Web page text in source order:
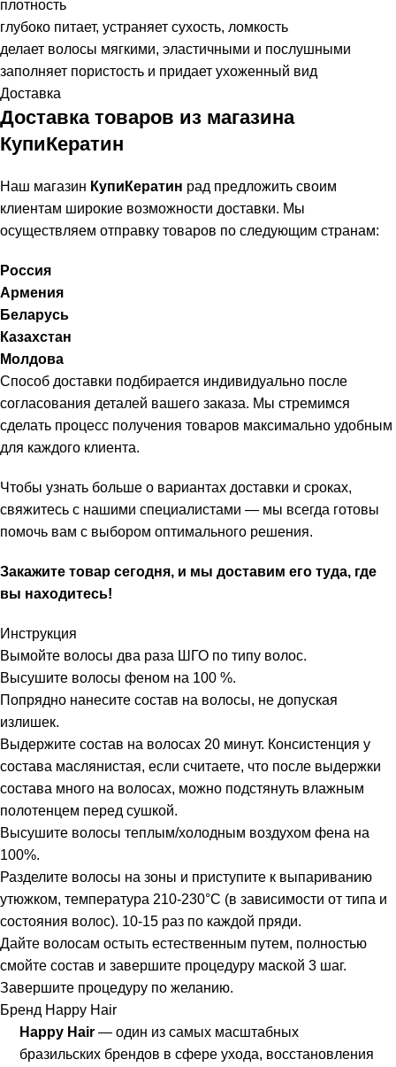
плотность
глубоко питает, устраняет сухость, ломкость
делает волосы мягкими, эластичными и послушными
заполняет пористость и придает ухоженный вид
Доставка
Доставка товаров из магазина
КупиКератин
Наш магазин КупиКератин рад предложить своим
клиентам широкие возможности доставки. Мы
осуществляем отправку товаров по следующим странам:
Россия
Армения
Беларусь
Казахстан
Молдова
Способ доставки подбирается индивидуально после
согласования деталей вашего заказа. Мы стремимся
сделать процесс получения товаров максимально удобным
для каждого клиента.
Чтобы узнать больше о вариантах доставки и сроках,
свяжитесь с нашими специалистами — мы всегда готовы
помочь вам с выбором оптимального решения.
Закажите товар сегодня, и мы доставим его туда, где
вы находитесь!
Инструкция
Вымойте волосы два раза ШГО по типу волос.
Высушите волосы феном на 100 %.
Попрядно нанесите состав на волосы, не допуская
излишек.
Выдержите состав на волосах 20 минут. Консистенция у
состава маслянистая, если считаете, что после выдержки
состава много на волосах, можно подстянуть влажным
полотенцем перед сушкой.
Высушите волосы теплым/холодным воздухом фена на
100%.
Разделите волосы на зоны и приступите к выпариванию
утюжком, температура 210-230°С (в зависимости от типа и
состояния волос). 10-15 раз по каждой пряди.
Дайте волосам остыть естественным путем, полностью
смойте состав и завершите процедуру маской 3 шаг.
Завершите процедуру по желанию.
Бренд Happy Hair
Happy Hair — один из самых масштабных
бразильских брендов в сфере ухода, восстановления